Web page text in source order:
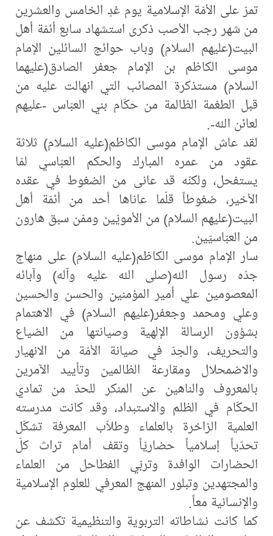
تمرّ على الأمّة الإسلامية يوم غدٍ الخامس والعشرين
من شهر رجب الأصب ذكرى استشهاد سابع أئمّة أهل
البيت(عليهم السلام) وباب حوائج السائلين الإمام
موسى الكاظم بن الإمام جعفر الصادق(عليهما
السلام) مستذكرة المصائب التي انهالت عليه من
قبل الطغمة الظالمة من حكّام بني العبّاس -عليهم
لعائن الله-.
لقد عاش الإمام موسى الكاظم(عليه ‌السلام) ثلاثة
عقود من عمره المبارك والحكم العبّاسي لمّا
يستفحل، ولكنّه قد عانى من الضغوط في عقده
الأخير، ضغوطاً قلّما عاناها أحد من أئمّة أهل
البيت(عليهم ‌السلام) من الأمويّين وممّن سبق هارون
من العبّاسيّين.
سار الإمام موسى الكاظم(عليه‌ السلام) على منهاج
جدّه رسول الله(صلى ‌الله‌ عليه‌ وآله)‌ وآبائه
المعصومين علي أمير المؤمنين والحسن والحسين
وعلي ومحمد وجعفر(عليهم السلام) في الاهتمام
بشؤون الرسالة الإلهية وصيانتها من الضياع
والتحريف، والجدّ في صيانة الأمّة من الانهيار
والاضمحلال ومقارعة الظالمين وتأييد الآمرين
بالمعروف والناهين عن المنكر للحدّ من تمادي
الحكّام في الظلم والاستبداد، وقد كانت مدرسته
العلمية الزاخرة بالعلماء وطلاّب المعرفة تشكّل
تحدّياً إسلامياً حضاريّاً وتقف أمام تراث كلّ
الحضارات الوافدة وتربّي الفطاحل من العلماء
والمجتهدين وتبلور المنهج المعرفي للعلوم الإسلامية
والإنسانية معاً.
كما كانت نشاطاته التربوية والتنظيمية تكشف عن